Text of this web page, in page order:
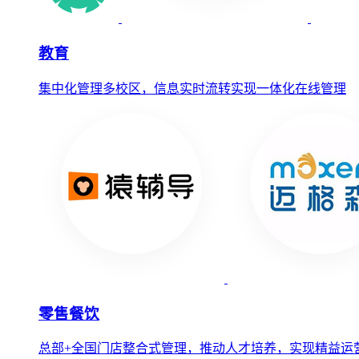
教育
集中化管理多校区，信息实时流转实现一体化在线管理
零售餐饮
总部+全国门店整合式管理，推动人才培养，实现精益运